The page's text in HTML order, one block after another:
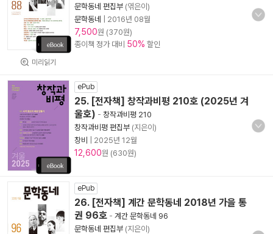
미리읽기
문학동네 편집부 (엮은이)
문학동네
2016년 08월
7,500원 (370원)
종이책 정가 대비 50% 할인
ePub
25. [전자책] 창작과비평 210호 (2025년 겨
울호) - 창작과비평 210
창작과비평 편집부 (지은이)
창비
2025년 12월
12,600원 (630원)
ePub
26. [전자책] 계간 문학동네 2018년 가을 통
권 96호 - 계간 문학동네 96
문학동네 편집부 (지은이)